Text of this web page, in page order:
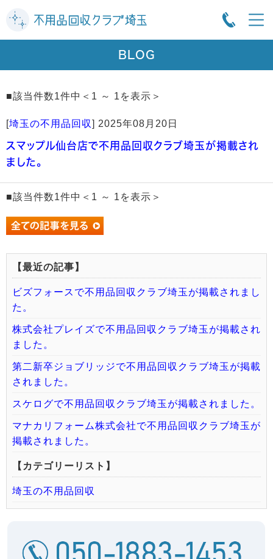
BLOG
■該当件数1件中＜1 ～ 1を表示＞
[埼玉の不用品回収] 2025年08月20日
スマップル仙台店で不用品回収クラブ埼玉が掲載され
ました。
■該当件数1件中＜1 ～ 1を表示＞
【最近の記事】
ビズフォースで不用品回収クラブ埼玉が掲載されまし
た。
株式会社プレイズで不用品回収クラブ埼玉が掲載され
ました。
第二新卒ジョブリッジで不用品回収クラブ埼玉が掲載
されました。
スケログで不用品回収クラブ埼玉が掲載されました。
マナカリフォーム株式会社で不用品回収クラブ埼玉が
掲載されました。
【カテゴリーリスト】
埼玉の不用品回収